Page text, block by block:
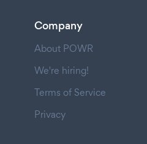
Company
About POWR
We're hiring!
Terms of Service
Privacy